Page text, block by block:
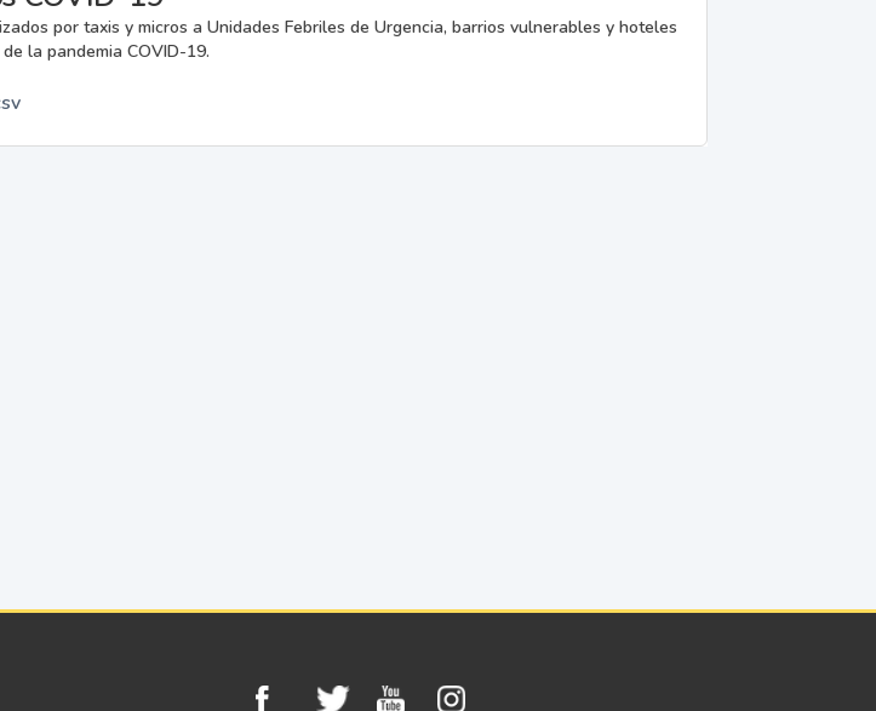
por taxis y micros a Unidades Febriles de Urgencia, barrios vulnerables y hoteles
la pandemia COVID-19.